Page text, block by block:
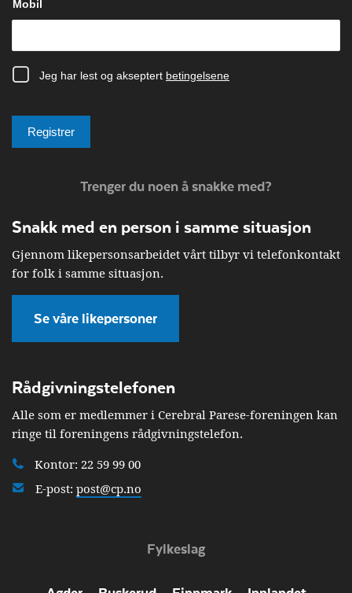
Trenger du noen å snakke med?
Snakk med en person i samme situasjon
Gjennom likepersonsarbeidet vårt tilbyr vi telefonkontakt
for folk i samme situasjon.
Se våre likepersoner
Rådgivningstelefonen
Alle som er medlemmer i Cerebral Parese-foreningen kan
ringe til foreningens rådgivningstelefon.
Kontor: 22 59 99 00
E-post: post@cp.no
Fylkeslag